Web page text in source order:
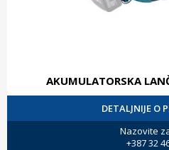
AKUMULATORSKA
DETALJNIJE O
Nazovite
+387 32